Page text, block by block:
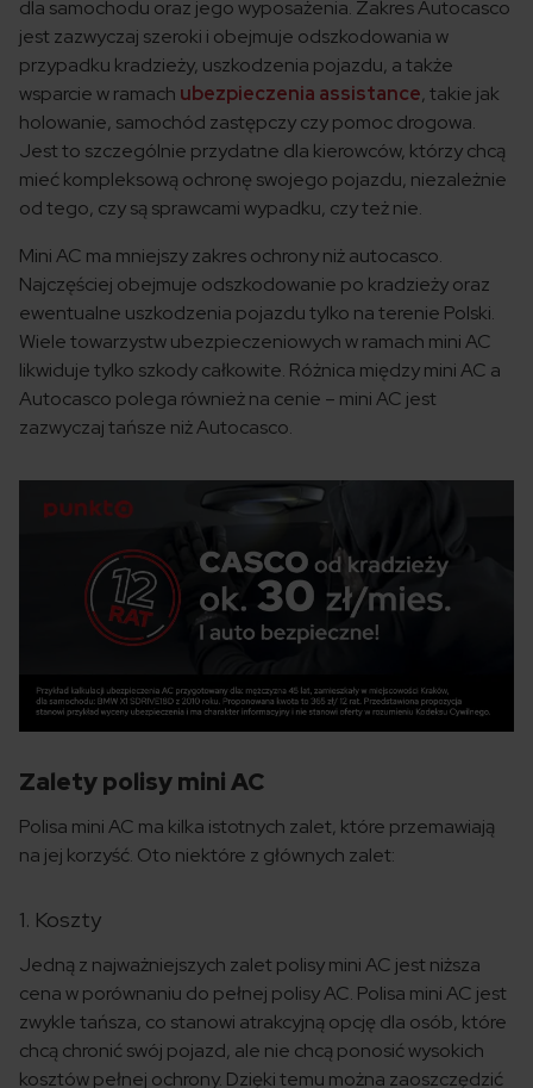
dla samochodu oraz jego wyposażenia. Zakres Autocasco
jest zazwyczaj szeroki i obejmuje odszkodowania w
przypadku kradzieży, uszkodzenia pojazdu, a także
wsparcie w ramach ubezpieczenia assistance, takie jak
holowanie, samochód zastępczy czy pomoc drogowa.
Jest to szczególnie przydatne dla kierowców, którzy chcą
mieć kompleksową ochronę swojego pojazdu, niezależnie
od tego, czy są sprawcami wypadku, czy też nie.
Mini AC ma mniejszy zakres ochrony niż autocasco.
Najczęściej obejmuje odszkodowanie po kradzieży oraz
ewentualne uszkodzenia pojazdu tylko na terenie Polski.
Wiele towarzystw ubezpieczeniowych w ramach mini AC
likwiduje tylko szkody całkowite. Różnica między mini AC a
Autocasco polega również na cenie – mini AC jest
zazwyczaj tańsze niż Autocasco.
Zalety polisy mini AC
Polisa mini AC ma kilka istotnych zalet, które przemawiają
na jej korzyść. Oto niektóre z głównych zalet:
1. Koszty
Jedną z najważniejszych zalet polisy mini AC jest niższa
cena w porównaniu do pełnej polisy AC. Polisa mini AC jest
zwykle tańsza, co stanowi atrakcyjną opcję dla osób, które
chcą chronić swój pojazd, ale nie chcą ponosić wysokich
kosztów pełnej ochrony. Dzięki temu można zaoszczędzić